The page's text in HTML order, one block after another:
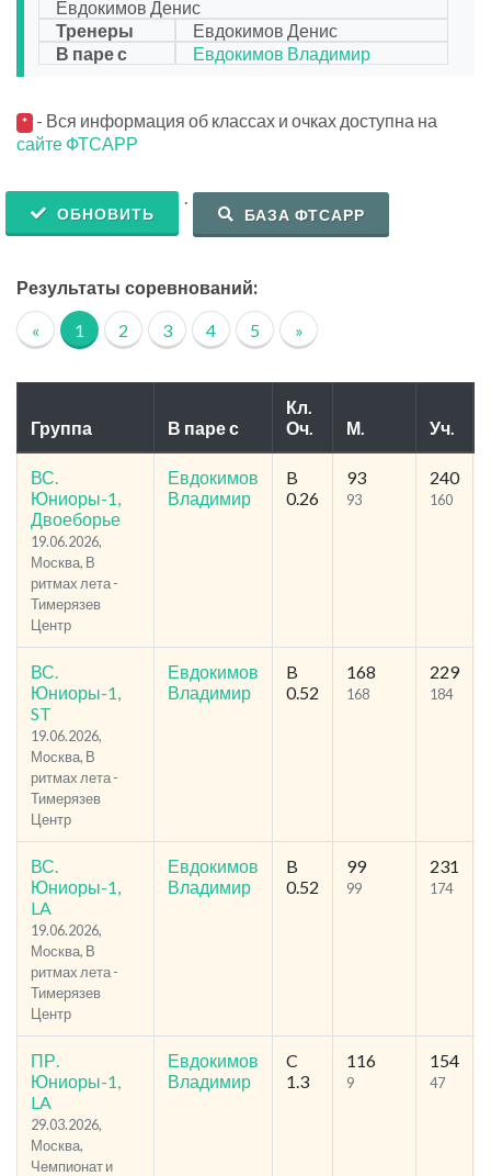
Евдокимов Денис
Тренеры
Евдокимов Денис
В паре с
Евдокимов Владимир
* - Вся информация об классах и очках доступна на
сайте ФТСАРР
ОБНОВИТЬ
.
БАЗА ФТСАРР
Результаты соревнований:
« 1 2 3 4 5 »
Группа В паре с
Кл.
Оч.
М. Уч.
ВС.
Юниоры-1,
Двоеборье
19.06.2026,
Москва, В
ритмах лета -
Тимерязев
Центр
Евдокимов
Владимир
B
0.26
93
93
240
160
ВС.
Юниоры-1,
ST
19.06.2026,
Москва, В
ритмах лета -
Тимерязев
Центр
Евдокимов
Владимир
B
0.52
168
168
229
184
ВС.
Юниоры-1,
LA
19.06.2026,
Москва, В
ритмах лета -
Тимерязев
Центр
Евдокимов
Владимир
B
0.52
99
99
231
174
ПР.
Юниоры-1,
LA
29.03.2026,
Москва,
Чемпионат и
Евдокимов
Владимир
C
1.3
116
9
154
47